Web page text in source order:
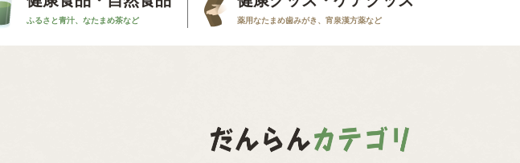
ふるさと青汁、なたまめ茶など 薬用なたまめ歯みがき、宵泉漢方薬など